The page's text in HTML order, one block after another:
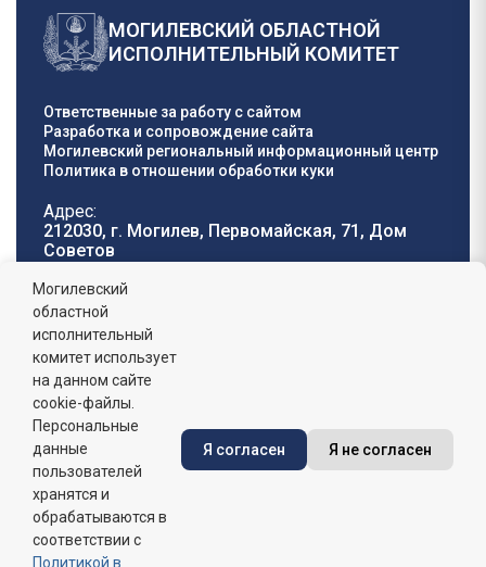
МОГИЛЕВСКИЙ ОБЛАСТНОЙ
ИСПОЛНИТЕЛЬНЫЙ КОМИТЕТ
Ответственные за работу с сайтом
Разработка и сопровождение сайта
Могилевский региональный информационный центр
Политика в отношении обработки куки
Адрес:
212030, г. Могилев, Первомайская, 71, Дом
Cоветов
Телефон горячей
линии:
8 (0222) 71-32-55
График работы:
пн-пт: 8.00 - 17.00, сб-вс: выходной,
обеденный перерыв: 13:00 - 14:00
Сайт зарегистрирован в Государственном регистре
информационных ресурсов Республики Беларусь. №
Могилевский
областной
исполнительный
комитет использует
на данном сайте
cookie-файлы.
Персональные
данные
пользователей
хранятся и
обрабатываются в
соответствии с
Политикой в
Я согласен Я не согласен